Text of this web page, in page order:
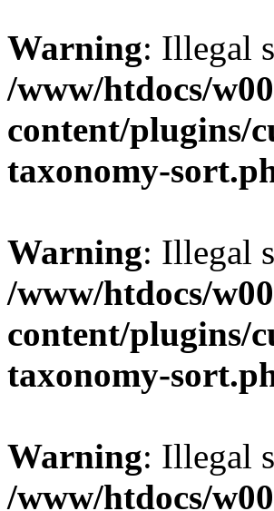
Warning: Illegal
/www/htdocs/
content/plugins/
taxonomy-
Warning: Illegal
/www/htdocs/
content/plugins/
taxonomy-
Warning: Illegal
/www/htdocs/